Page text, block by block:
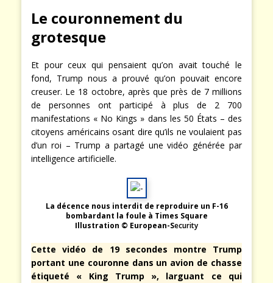
Le couronnement du
grotesque
Et pour ceux qui pensaient qu’on avait touché le
fond, Trump nous a prouvé qu’on pouvait encore
creuser. Le 18 octobre, après que près de 7 millions
de personnes ont participé à plus de 2 700
manifestations « No Kings » dans les 50 États – des
citoyens américains osant dire qu’ils ne voulaient pas
d’un roi – Trump a partagé une vidéo générée par
intelligence artificielle.
La décence nous interdit de reproduire un F-16
bombardant la foule à Times Square
Illustration © European-Security
Cette vidéo de 19 secondes montre Trump
portant une couronne dans un avion de chasse
étiqueté « King Trump », larguant ce qui